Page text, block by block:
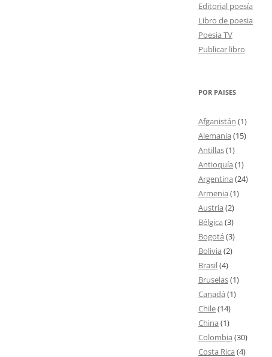
Editorial poesía
Libro de poesia
Poesia TV
Publicar libro
POR PAISES
Afganistán (1)
Alemania (15)
Antillas(1)
Antioquía (1)
Argentina (24)
Armenia (1)
Austria (2)
Bélgica (3)
Bogotá (3)
Bolivia (2)
Brasil(4)
Bruselas(1)
Canadá (1)
Chile(14)
China (1)
Colombia (30)
Costa Rica (4)